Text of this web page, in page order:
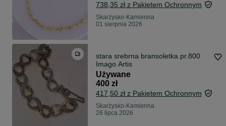
738,35 zł z Pakietem Ochronnym
Skarżysko-Kamienna
01 sierpnia 2026
stara srebrna bransoletka pr.800
Imago Artis
Używane
400 zł
417,50 zł z Pakietem Ochronnym
Skarżysko-Kamienna
26 lipca 2026